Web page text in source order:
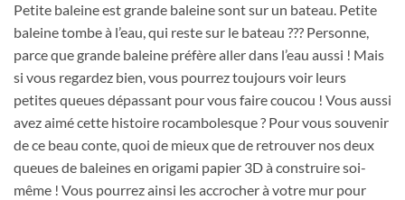
Petite baleine est grande baleine sont sur un bateau. Petite
baleine tombe à l’eau, qui reste sur le bateau ??? Personne,
parce que grande baleine préfère aller dans l’eau aussi ! Mais
si vous regardez bien, vous pourrez toujours voir leurs
petites queues dépassant pour vous faire coucou ! Vous aussi
avez aimé cette histoire rocambolesque ? Pour vous souvenir
de ce beau conte, quoi de mieux que de retrouver nos deux
queues de baleines en origami papier 3D à construire soi-
même ! Vous pourrez ainsi les accrocher à votre mur pour